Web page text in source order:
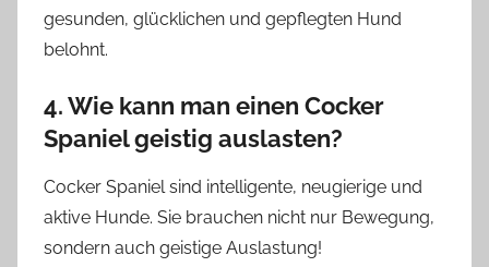
gesunden, glücklichen und gepflegten Hund
belohnt.
4. Wie kann man einen Cocker
Spaniel geistig auslasten?
Cocker Spaniel sind intelligente, neugierige und
aktive Hunde. Sie brauchen nicht nur Bewegung,
sondern auch geistige Auslastung!